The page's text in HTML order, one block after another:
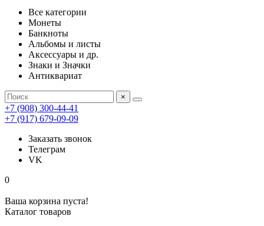
Все категории
Монеты
Банкноты
Альбомы и листы
Аксессуары и др.
Знаки и Значки
Антиквариат
×
+7 (908) 300-44-41
+7 (917) 679-09-09
Заказать звонок
Телеграм
VK
0
Ваша корзина пуста!
Каталог товаров